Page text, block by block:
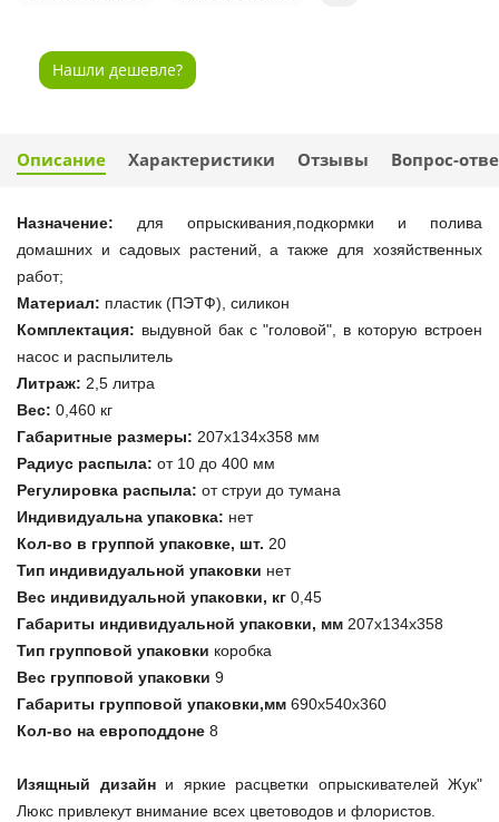
Нашли дешевле?
Описание Характеристики Отзывы Вопрос-
Назначение: для опрыскивания,подкормки и полива
домашних и садовых растений, а также для хозяйственных
работ;
Материал: пластик (ПЭТФ), силикон
Комплектация: выдувной бак с "головой", в которую встроен
насос и распылитель
Литраж: 2,5 литра
Вес: 0,460 кг
Габаритные размеры: 207х134х358 мм
Радиус распыла: от 10 до 400 мм
Регулировка распыла: от струи до тумана
Индивидуальна упаковка: нет
Кол-во в группой упаковке, шт. 20
Тип индивидуальной упаковки нет
Вес индивидуальной упаковки, кг 0,45
Габариты индивидуальной упаковки, мм 207х134х358
Тип групповой упаковки коробка
Вес групповой упаковки 9
Габариты групповой упаковки,мм 690х540х360
Кол-во на европоддоне 8
Изящный дизайни яркие расцветки опрыскивателей Жук"
Люкс привлекут внимание всех цветоводов и флористов.